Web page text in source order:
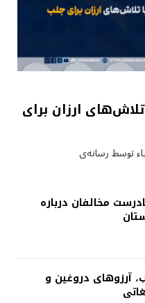
ارزان برای
توسط رسانه‌ی
مخالفان درباره
آرزوهای دروغین و